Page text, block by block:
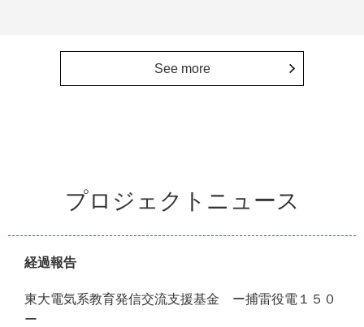
See more
プロジェクトニュース
経過報告
東大電気系教育発信交流支援基金 ー捕雷役電１５０
ー